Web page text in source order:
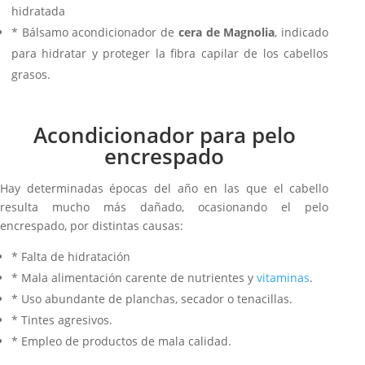
hidratada
* Bálsamo acondicionador de cera de Magnolia, indicado
para hidratar y proteger la fibra capilar de los cabellos
grasos.
Acondicionador para pelo
encrespado
Hay determinadas épocas del año en las que el cabello
resulta mucho más dañado, ocasionando el pelo
encrespado, por distintas causas:
* Falta de hidratación
* Mala alimentación carente de nutrientes y vitaminas.
* Uso abundante de planchas, secador o tenacillas.
* Tintes agresivos.
* Empleo de productos de mala calidad.